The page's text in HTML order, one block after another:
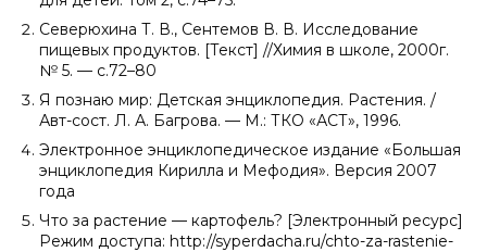
Северюхина Т. В., Сентемов В. В. Исследование
пищевых продуктов. [Текст] //Химия в школе, 2000г.
№ 5. — с.72–80
Я познаю мир: Детская энциклопедия. Растения. /
Авт-сост. Л. А. Багрова. — М.: ТКО «АСТ», 1996.
Электронное энциклопедическое издание «Большая
энциклопедия Кирилла и Мефодия». Версия 2007
года
Что за растение — картофель? [Электронный ресурс]
Режим доступа: http://syperdacha.ru/chto-za-rastenie-